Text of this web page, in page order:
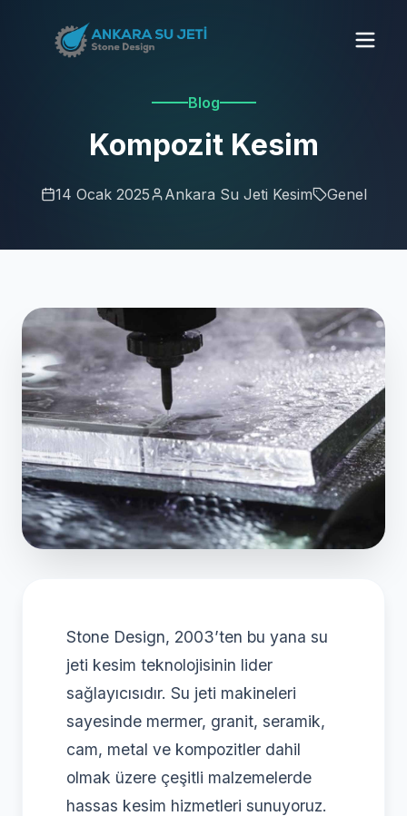
Blog
Kompozit Kesim
14 Ocak 2025 Ankara Su Jeti Kesim Genel
Stone Design, 2003’ten bu yana su
jeti kesim teknolojisinin lider
sağlayıcısıdır. Su jeti makineleri
sayesinde mermer, granit, seramik,
cam, metal ve kompozitler dahil
olmak üzere çeşitli malzemelerde
hassas kesim hizmetleri sunuyoruz.